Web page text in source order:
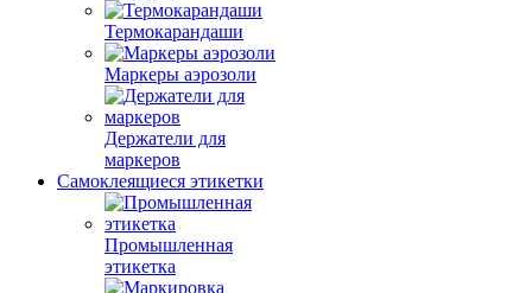
Термокарандаши
Маркеры аэрозоли
Держатели для
маркеров
Самоклеящиеся этикетки
Промышленная
этикетка